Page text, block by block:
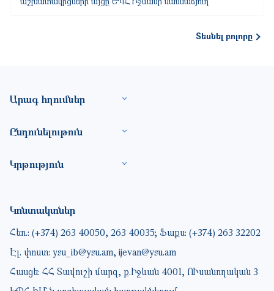
Տեսնել բոլորը
Footer site information
Արագ հղումներ
Ընդունելութուն
Կրթություն
Կոնտակտներ
Հեռ.: (+374) 263 40050, 263 40035; Ֆաքս: (+374) 263 32202
Էլ. փոստ: ysu_ib@ysu.am, ijevan@ysu.am
Հասցե: ՀՀ Տավուշի մարզ, ք.Իջևան 4001, ՈՒսանողական 3